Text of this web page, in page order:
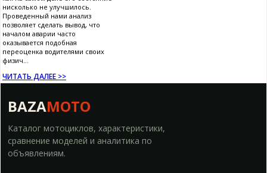
нисколько не улучшилось.
Проведенный нами анализ
позволяет сделать вывод, что
началом аварии часто
оказывается подобная
переоценка водителями своих
физич...
ЧИТАТЬ ДАЛЕЕ >>
BAZAMOTO
Каталог мотоциклов, характеристики,
сравнение моделей и аналитика по
объявлениям.